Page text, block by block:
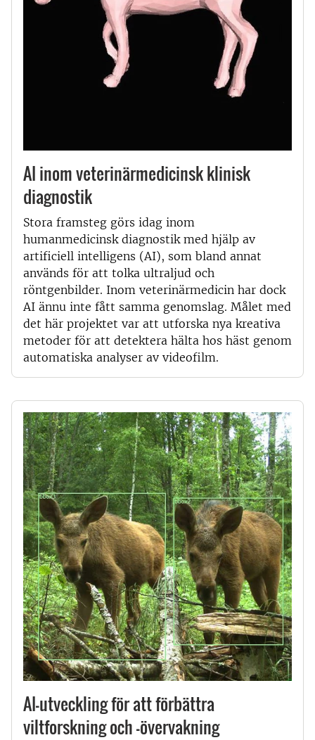
AI inom veterinärmedicinsk klinisk
diagnostik
Stora framsteg görs idag inom
humanmedicinsk diagnostik med hjälp av
artificiell intelligens (AI), som bland annat
används för att tolka ultraljud och
röntgenbilder. Inom veterinärmedicin har dock
AI ännu inte fått samma genomslag. Målet med
det här projektet var att utforska nya kreativa
metoder för att detektera hälta hos häst genom
automatiska analyser av videofilm.
AI-utveckling för att förbättra
viltforskning och -övervakning